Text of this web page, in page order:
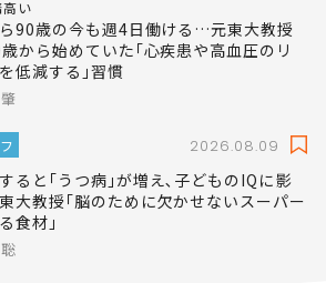
い
90歳の今も週4日働ける…元東大教授
から始めていた｢心疾患や高血圧のリ
低減する｣習慣
2026.08.09
ると｢うつ病｣が増え､子どものIQに影
大教授｢脳のために欠かせないスーパー
食材｣